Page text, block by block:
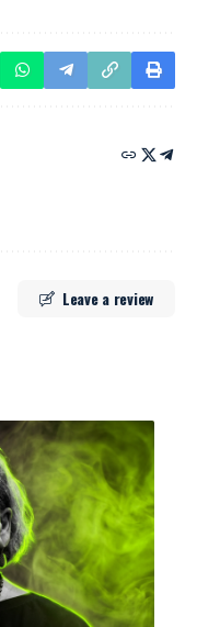
Leave a review